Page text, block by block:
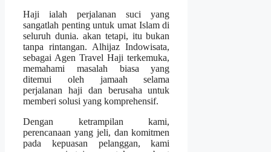
Haji ialah perjalanan suci yang
sangatlah penting untuk umat Islam di
seluruh dunia. akan tetapi, itu bukan
tanpa rintangan. Alhijaz Indowisata,
sebagai Agen Travel Haji terkemuka,
memahami masalah biasa yang
ditemui oleh jamaah selama
perjalanan haji dan berusaha untuk
memberi solusi yang komprehensif.
Dengan ketrampilan kami,
perencanaan yang jeli, dan komitmen
pada kepuasan pelanggan, kami